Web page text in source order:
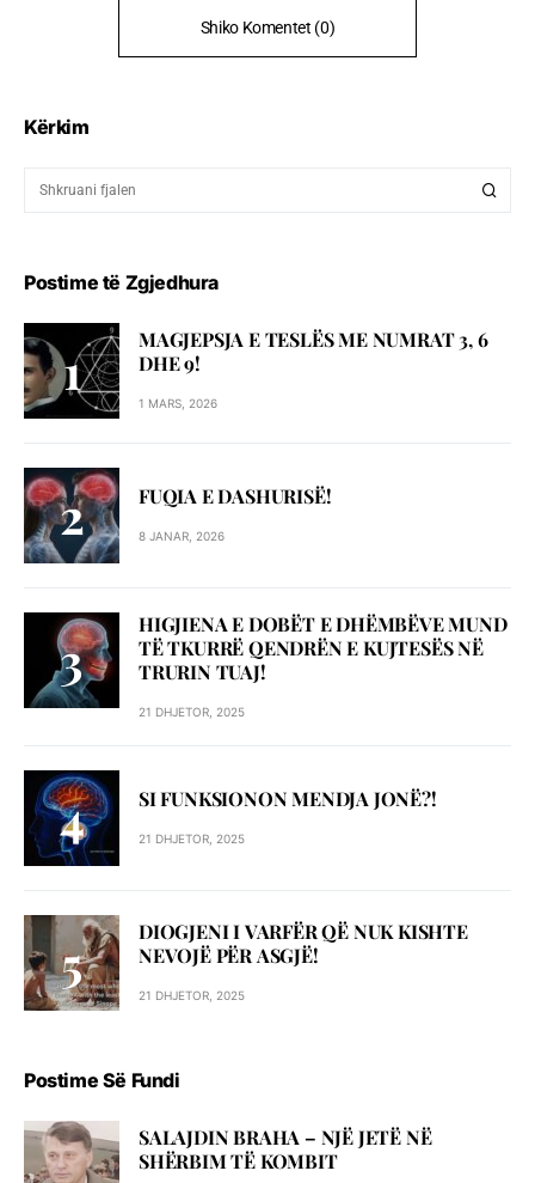
Shiko Komentet (0)
Kërkim
Postime të Zgjedhura
MAGJEPSJA E TESLËS ME NUMRAT 3, 6
DHE 9!
1 MARS, 2026
FUQIA E DASHURISË!
8 JANAR, 2026
HIGJIENA E DOBËT E DHËMBËVE MUND
TË TKURRË QENDRËN E KUJTESËS NË
TRURIN TUAJ!
21 DHJETOR, 2025
SI FUNKSIONON MENDJA JONË?!
21 DHJETOR, 2025
DIOGJENI I VARFËR QË NUK KISHTE
NEVOJË PËR ASGJË!
21 DHJETOR, 2025
Postime Së Fundi
SALAJDIN BRAHA – NJЁ JETЁ NЁ
SHЁRBIM TЁ KOMBIT